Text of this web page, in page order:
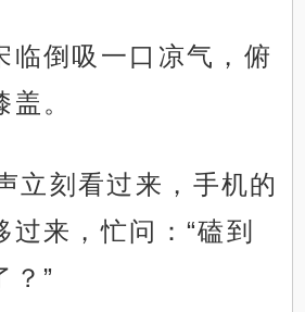
倒吸一口凉气，俯
。
立刻看过来，手机的
过来，忙问：“磕到
？”